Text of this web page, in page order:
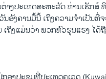
າງປະເທດສະຫະລັດ ທ່ານ​ເຣັກ​ສ໌
ອັງຄານມື້ນີ້ ເຖິງຄວາມຈຳເປັນທີ່
ຖິງແມ່ນວ່າ ພວກຫົວຮຸນແຮງ ໄດ້